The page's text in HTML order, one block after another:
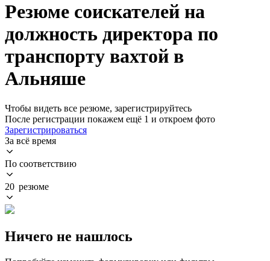
Резюме соискателей на
должность директора по
транспорту вахтой в
Альняше
Чтобы видеть все резюме, зарегистрируйтесь
После регистрации покажем ещё 1 и откроем фото
Зарегистрироваться
За всё время
По соответствию
20 резюме
Ничего не нашлось